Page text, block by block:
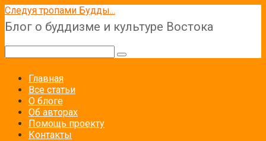
Перейти
к
контенту
Следуя тропами Будды...
Блог о буддизме и культуре Востока
Главная
Все статьи
О блоге
Об авторах
Помощь проекту
Контакты